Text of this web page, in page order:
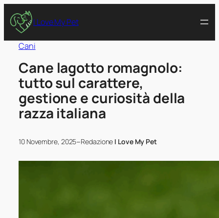
I Love My Pet
Cani
Cane lagotto romagnolo:
tutto sul carattere,
gestione e curiosità della
razza italiana
10 Novembre, 2025–Redazione I Love My Pet